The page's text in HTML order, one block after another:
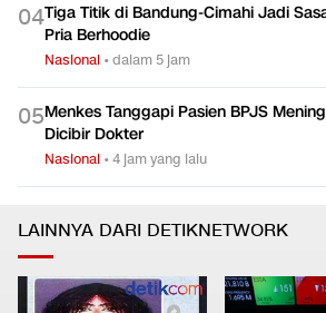
04Tiga Titik di Bandung-Cimahi Jadi
Pria Berhoodie
Nasional •dalam 5 jam
05Menkes Tanggapi Pasien BPJS
Dicibir Dokter
Nasional •4 jam yang lalu
LAINNYA DARI DETIKNETWORK